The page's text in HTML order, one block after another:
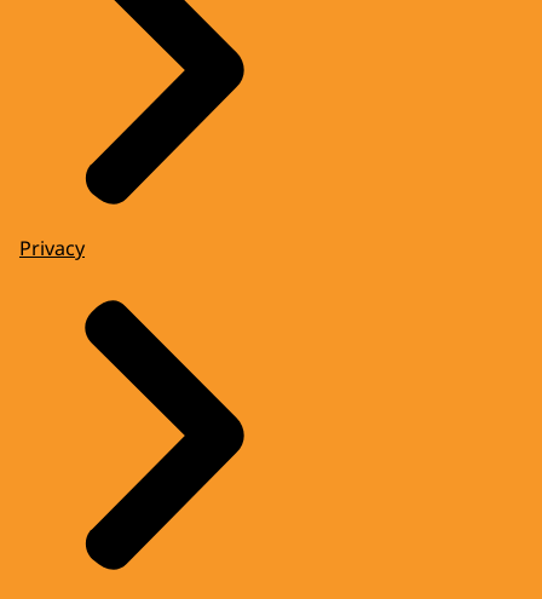
Privacy